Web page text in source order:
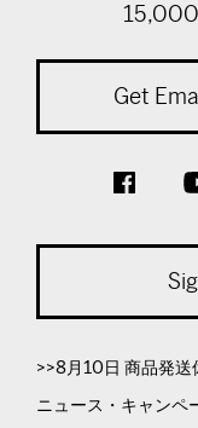
15,000
Get
>>8月10日 商品発送
ニュース・キャンペ